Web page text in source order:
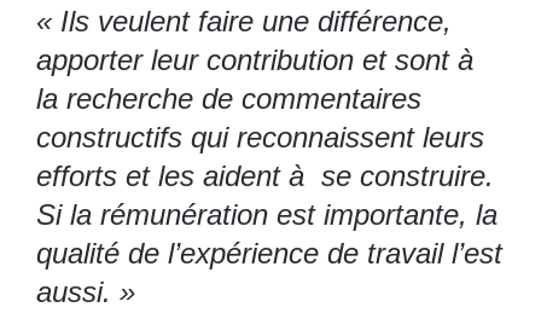
« Ils veulent faire une différence,
apporter leur contribution et sont à
la recherche de commentaires
constructifs qui reconnaissent leurs
efforts et les aident à se construire.
Si la rémunération est importante, la
qualité de l’expérience de travail l’est
aussi. »